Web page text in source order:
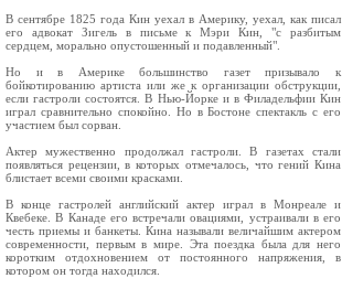
В сентябре 1825 года Кин уехал в Америку, уехал, как писал
его адвокат Зигель в письме к Мэри Кин, "с разбитым
сердцем, морально опустошенный и подавленный".
Но и в Америке большинство газет призывало к
бойкотированию артиста или же к организации обструкции,
если гастроли состоятся. В Нью-Йорке и в Филадельфии Кин
играл сравнительно спокойно. Но в Бостоне спектакль с его
участием был сорван.
Актер мужественно продолжал гастроли. В газетах стали
появляться рецензии, в которых отмечалось, что гений Кина
блистает всеми своими красками.
В конце гастролей английский актер играл в Монреале и
Квебеке. В Канаде его встречали овациями, устраивали в его
честь приемы и банкеты. Кина называли величайшим актером
современности, первым в мире. Эта поездка была для него
коротким отдохновением от постоянного напряжения, в
котором он тогда находился.